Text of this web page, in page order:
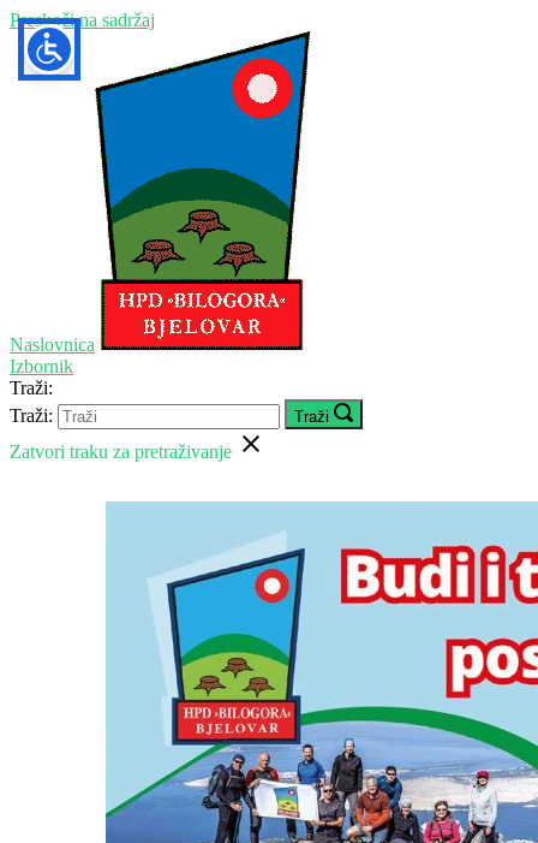
Preskoči na sadržaj
Naslovnica
Izbornik
Traži:
Traži:
Traži
Zatvori traku za pretraživanje